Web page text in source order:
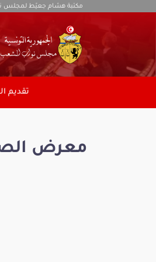
مكتبة هشام جعيّط لمجلس
تقديم
معرض